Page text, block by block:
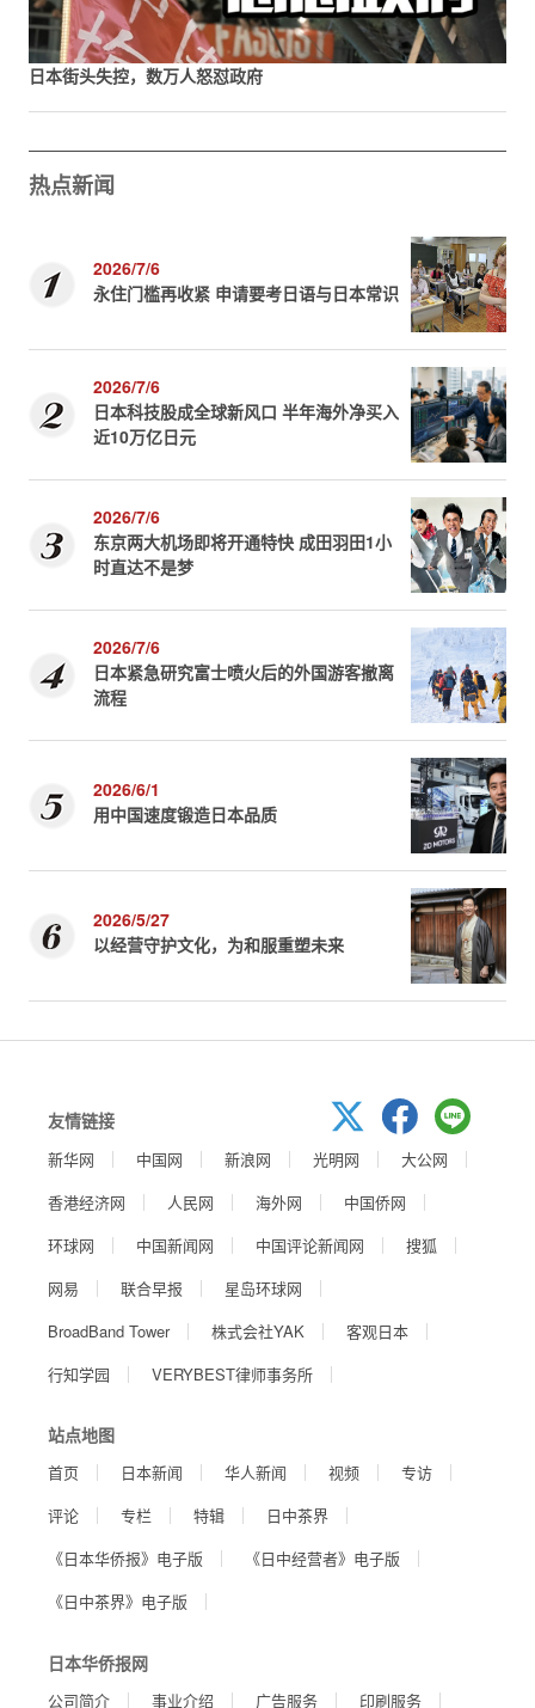
日本街头失控，数万人怒怼政府
热点新闻
2026/7/6
永住门槛再收紧 申请要考日语与日本常识
2026/7/6
日本科技股成全球新风口 半年海外净买入
近10万亿日元
2026/7/6
东京两大机场即将开通特快 成田羽田1小
时直达不是梦
2026/7/6
日本紧急研究富士喷火后的外国游客撤离
流程
2026/6/1
用中国速度锻造日本品质
2026/5/27
以经营守护文化，为和服重塑未来
友情链接
新华网 中国网 新浪网 光明网
大公网
香港经济网
人民网 海外网
中国侨网
环球网
中国新闻网 中国评论新闻网
搜狐
网易
联合早报
星岛环球网
BroadBand Tower
株式会社YAK
客观日本
行知学园
VERYBEST律师事务所
站点地图
首页 日本新闻 华人新闻 视频
专访
评论
专栏 特辑
日中茶界
《日本华侨报》电子版
《日中经营者》电子版
《日中茶界》电子版
日本华侨报网
公司简介 事业介绍 广告服务 印刷服务